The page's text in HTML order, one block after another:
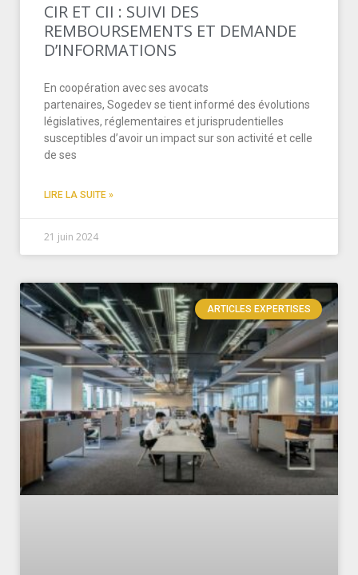
CIR ET CII : SUIVI DES
REMBOURSEMENTS ET DEMANDE
D’INFORMATIONS
En coopération avec ses avocats
partenaires, Sogedev se tient informé des évolutions
législatives, réglementaires et jurisprudentielles
susceptibles d’avoir un impact sur son activité et celle
de ses
LIRE LA SUITE »
21 juin 2024
ARTICLES EXPERTISES